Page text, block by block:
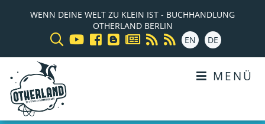
WENN DEINE WELT ZU KLEIN IST - BUCHHANDLUNG
OTHERLAND BERLIN
EN
DE
MENÜ